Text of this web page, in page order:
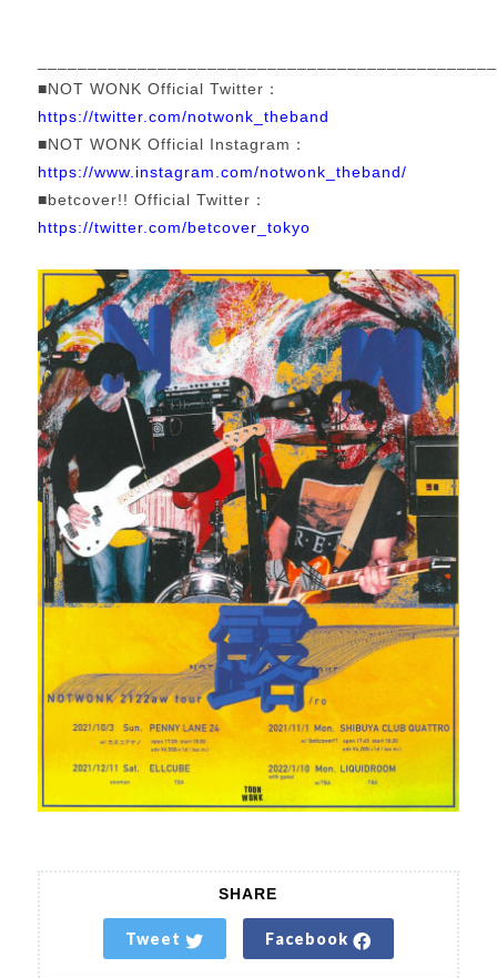
■NOT WONK Official Twitter：
https://twitter.com/notwonk_theband
■NOT WONK Official Instagram：
https://www.instagram.com/notwonk_theband/
■betcover!! Official Twitter：
https://twitter.com/betcover_tokyo
SHARE
Tweet Facebook